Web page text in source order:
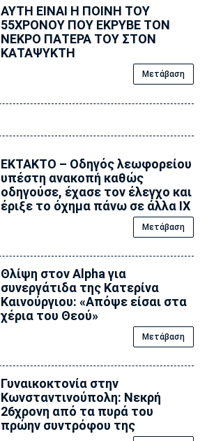
ΑΥΤΗ ΕΙΝΑΙ Η ΠΟΙΝΗ ΤΟΥ
55ΧΡΟΝΟΥ ΠΟΥ ΕΚΡΥΒΕ ΤΟΝ
ΝΕΚΡΟ ΠΑΤΕΡΑ ΤΟΥ ΣΤΟΝ
ΚΑΤΑΨΥΚΤΗ
Μετάβαση
ΕΚΤΑΚΤΟ – Οδηγός λεωφορείου
υπέστη ανακοπή καθώς
οδηγούσε, έχασε τον έλεγχο και
έριξε το όχημα πάνω σε άλλα ΙΧ
Μετάβαση
Θλίψη στον Alpha για
συνεργάτιδα της Κατερίνα
Καινούργιου: «Απόψε είσαι στα
χέρια του Θεού»
Μετάβαση
Γυναικοκτονία στην
Κωνσταντινούπολη: Νεκρή
26χρονη από τα πυρά του
πρώην συντρόφου της